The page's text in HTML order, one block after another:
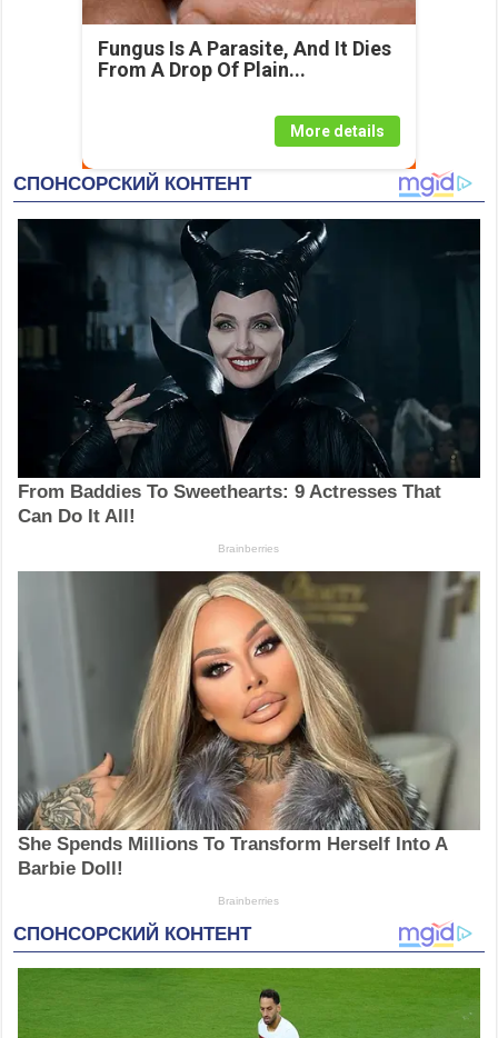
Fungus Is A Parasite, And It Dies
From A Drop Of Plain...
More details